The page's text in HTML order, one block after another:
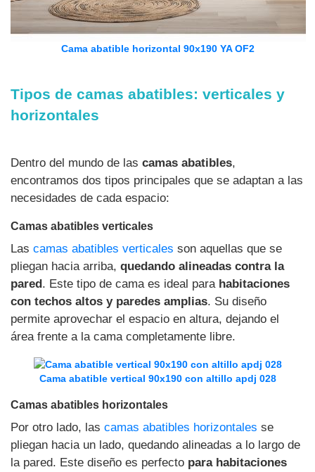
Cama abatible horizontal 90x190 YA OF2
Tipos de camas abatibles: verticales y
horizontales
Dentro del mundo de las camas abatibles,
encontramos dos tipos principales que se adaptan a las
necesidades de cada espacio:
Camas abatibles verticales
Las camas abatibles verticales son aquellas que se
pliegan hacia arriba, quedando alineadas contra la
pared. Este tipo de cama es ideal para habitaciones
con techos altos y paredes amplias. Su diseño
permite aprovechar el espacio en altura, dejando el
área frente a la cama completamente libre.
Cama abatible vertical 90x190 con altillo apdj 028
Camas abatibles horizontales
Por otro lado, las camas abatibles horizontales se
pliegan hacia un lado, quedando alineadas a lo largo de
la pared. Este diseño es perfecto para habitaciones